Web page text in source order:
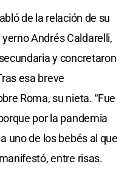
de la relación de su
Andrés Caldarelli,
y concretaron
esa breve
Roma, su nieta. “Fue
por la pandemia
uno de los bebés al que
entre risas.